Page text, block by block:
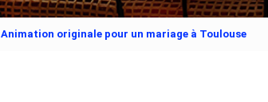
Animation originale pour un mariage à Toulouse